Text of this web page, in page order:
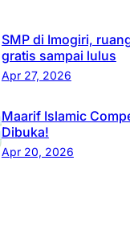
SMP di Imogiri,
gratis sampai lulus
Apr 27, 2026
Maarif Islamic
Dibuka!
Apr 20, 2026